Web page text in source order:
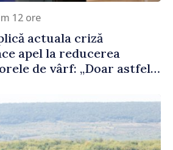
12 ore
actuala criză
apel la reducerea
de vârf: „Doar astfel